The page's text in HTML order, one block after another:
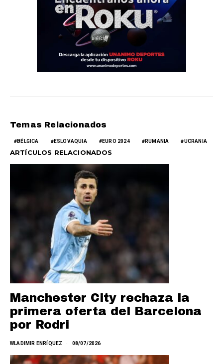
Temas Relacionados
BÉLGICA ESLOVAQUIA EURO 2024 RUMANIA UCRANIA
ARTÍCULOS RELACIONADOS
Manchester City rechaza la
primera oferta del Barcelona
por Rodri
WLADIMIR ENRÍQUEZ 08/07/2026